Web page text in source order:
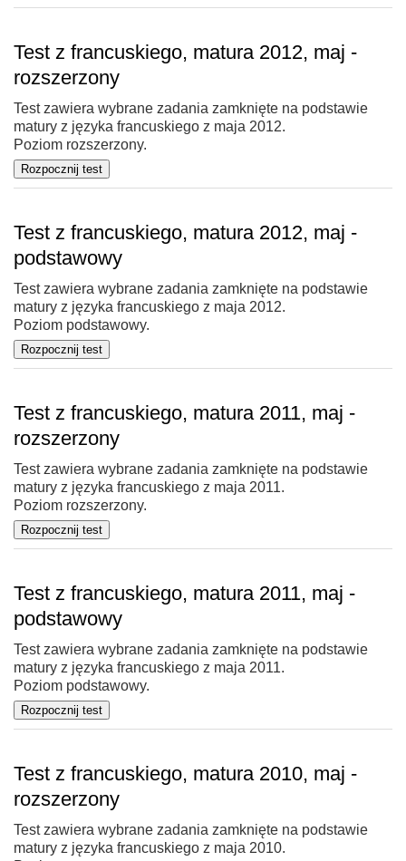
Test z francuskiego, matura 2012, maj -
rozszerzony
Test zawiera wybrane zadania zamknięte na podstawie
matury z języka francuskiego z maja 2012.
Poziom rozszerzony.
Test z francuskiego, matura 2012, maj -
podstawowy
Test zawiera wybrane zadania zamknięte na podstawie
matury z języka francuskiego z maja 2012.
Poziom podstawowy.
Test z francuskiego, matura 2011, maj -
rozszerzony
Test zawiera wybrane zadania zamknięte na podstawie
matury z języka francuskiego z maja 2011.
Poziom rozszerzony.
Test z francuskiego, matura 2011, maj -
podstawowy
Test zawiera wybrane zadania zamknięte na podstawie
matury z języka francuskiego z maja 2011.
Poziom podstawowy.
Test z francuskiego, matura 2010, maj -
rozszerzony
Test zawiera wybrane zadania zamknięte na podstawie
matury z języka francuskiego z maja 2010.